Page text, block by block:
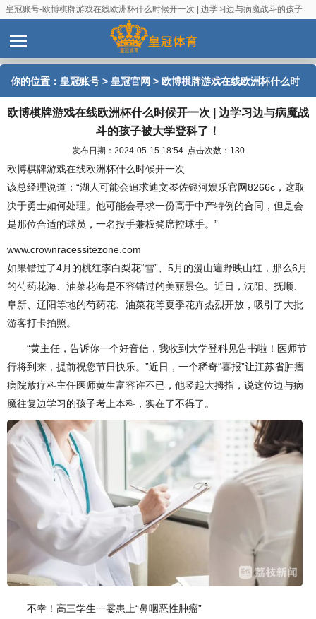
皇冠账号-欧博棋牌游戏在线欧洲杯什么时候开一次 | 边学习边与病魔战斗的孩子
你的位置： 皇冠账号 > 皇冠官网 > 欧博棋牌游戏在线欧洲杯什么时
候开一次 | 边学习边与病魔战斗的孩子被大学登科了！
欧博棋牌游戏在线欧洲杯什么时候开一次 | 边学习边与病魔战
斗的孩子被大学登科了！
发布日期：2024-05-15 18:54 点击次数：130
欧博棋牌游戏在线欧洲杯什么时候开一次
该总经理说道：“湖人可能会追求迪文岑佐银河娱乐官网8266c，这取
决于勇士如何处理。他可能会寻求一份高于中产特例的合同，但是会
是那位合适的球员，一名投手兼板凳席控球手。”
www.crownracessitezone.com
如果错过了4月的桃红李白梨花“雪”、5月的漫山遍野映山红，那么6月
的芍药花海、油菜花海是不容错过的美丽景色。近日，沈阳、抚顺、
阜新、辽阳等地的芍药花、油菜花等夏季花卉热烈开放，吸引了大批
游客打卡拍照。
“黄主任，告诉你一个好音信，我收到大学登科见告书啦！医师节
行将到来，提前祝您节日快乐。”近日，一个稀奇“喜报”让江苏省肿瘤
病院放疗科主任医师黄生富容许不已，他竖起大拇指，说这位边与病
魔往复边学习的孩子考上本科，实在了不得了。
不幸！高三学生一霎患上“鼻咽恶性肿瘤”